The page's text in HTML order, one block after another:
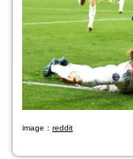
image： reddit